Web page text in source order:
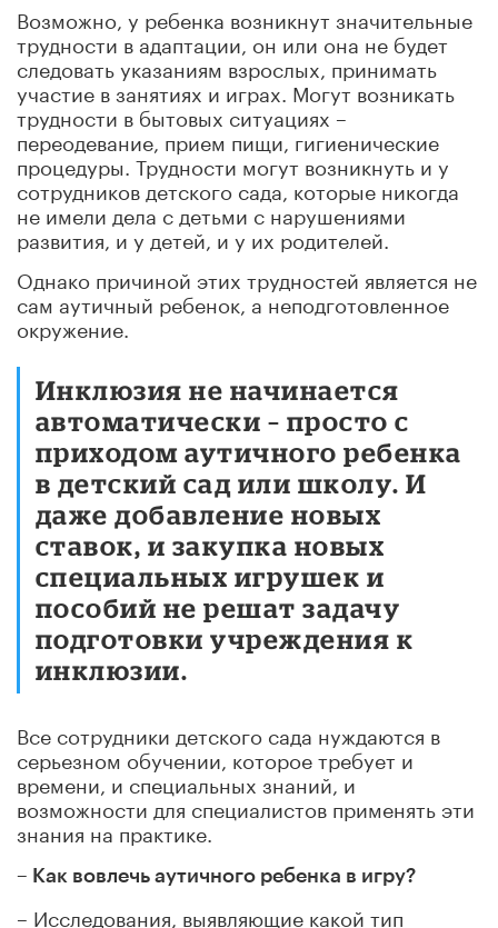
Возможно, у ребенка возникнут значительные
трудности в адаптации, он или она не будет
следовать указаниям взрослых, принимать
участие в занятиях и играх. Могут возникать
трудности в бытовых ситуациях –
переодевание, прием пищи, гигиенические
процедуры. Трудности могут возникнуть и у
сотрудников детского сада, которые никогда
не имели дела с детьми с нарушениями
развития, и у детей, и у их родителей.
Однако причиной этих трудностей является не
сам аутичный ребенок, а неподготовленное
окружение.
Инклюзия не начинается
автоматически – просто с
приходом аутичного ребенка
в детский сад или школу. И
даже добавление новых
ставок, и закупка новых
специальных игрушек и
пособий не решат задачу
подготовки учреждения к
инклюзии.
Все сотрудники детского сада нуждаются в
серьезном обучении, которое требует и
времени, и специальных знаний, и
возможности для специалистов применять эти
знания на практике.
– Как вовлечь аутичного ребенка в игру?
– Исследования, выявляющие какой тип